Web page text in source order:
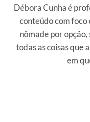
Débora Cunha é
conteúdo com foco
nômade por
todas as coisas que
em